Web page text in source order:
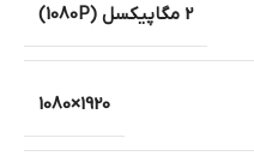
2 مگاپیکسل (1080P)
1920×1080